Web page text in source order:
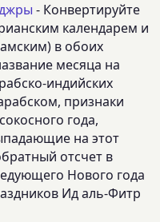
- Конвертируйте
календарем и
в обоих
месяца на
индийских
признаки
года,
на этот
отсчет в
Нового года
Ид аль-Фитр